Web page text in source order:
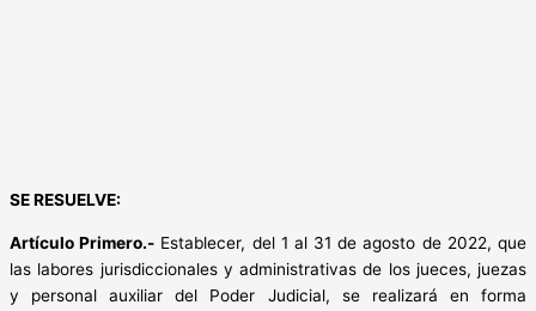
SE RESUELVE:
Artículo Primero.- Establecer, del 1 al 31 de agosto de 2022, que
las labores jurisdiccionales y administrativas de los jueces, juezas
y personal auxiliar del Poder Judicial, se realizará en forma